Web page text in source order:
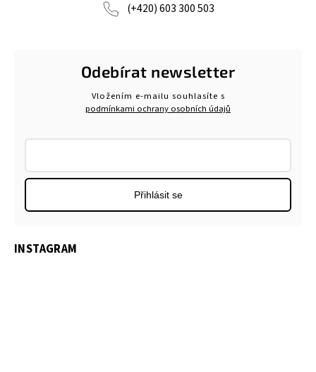
(+420) 603 300 503
Odebírat newsletter
Vložením e-mailu souhlasíte s
podmínkami ochrany osobních údajů
Přihlásit se
INSTAGRAM